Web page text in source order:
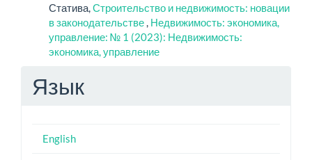
Статива, Строительство и недвижимость: новации
в законодательстве Недвижимость: экономика,
управление: № 1 (2023): Недвижимость:
экономика, управление
Язык
English